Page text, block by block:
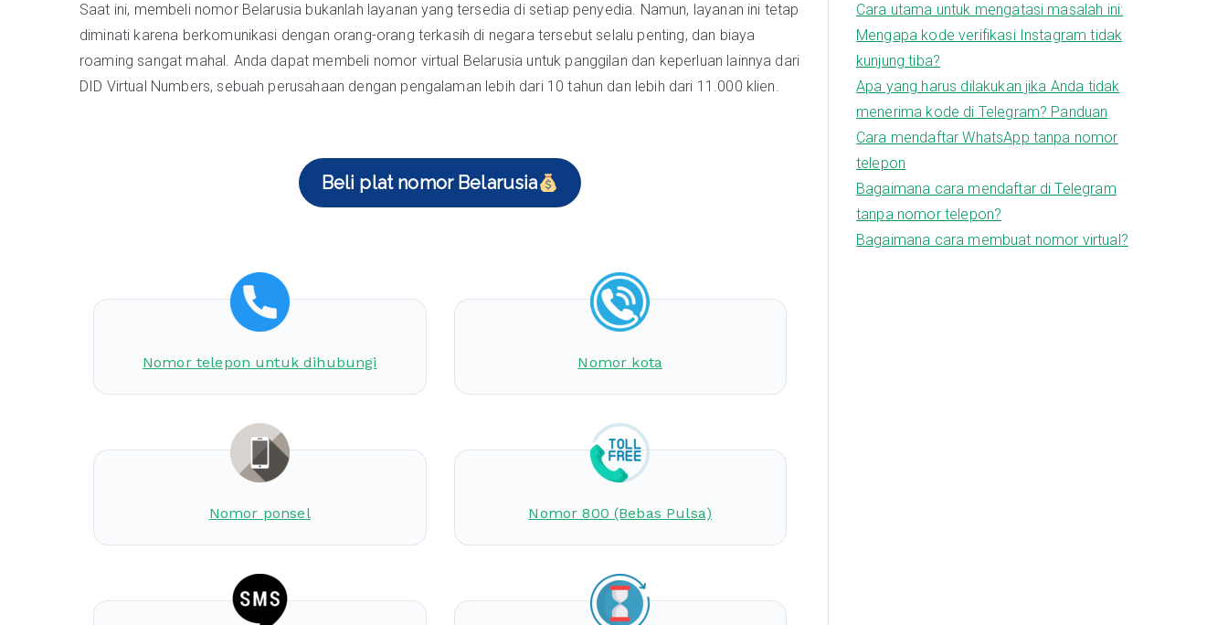
Saat ini, membeli nomor Belarusia bukanlah layanan yang tersedia di setiap penyedia. Namun, layanan ini tetap
diminati karena berkomunikasi dengan orang-orang terkasih di negara tersebut selalu penting, dan biaya
roaming sangat mahal. Anda dapat membeli nomor virtual Belarusia untuk panggilan dan keperluan lainnya dari
DID Virtual Numbers, sebuah perusahaan dengan pengalaman lebih dari 10 tahun dan lebih dari 11.000 klien.
Beli plat nomor Belarusia
Nomor telepon untuk dihubungi Nomor kota
Nomor ponsel Nomor 800 (Bebas Pulsa)
Cara utama untuk mengatasi masalah ini:
Mengapa kode verifikasi Instagram tidak
kunjung tiba?
Apa yang harus dilakukan jika Anda tidak
menerima kode di Telegram? Panduan
Cara mendaftar WhatsApp tanpa nomor
telepon
Bagaimana cara mendaftar di Telegram
tanpa nomor telepon?
Bagaimana cara membuat nomor virtual?